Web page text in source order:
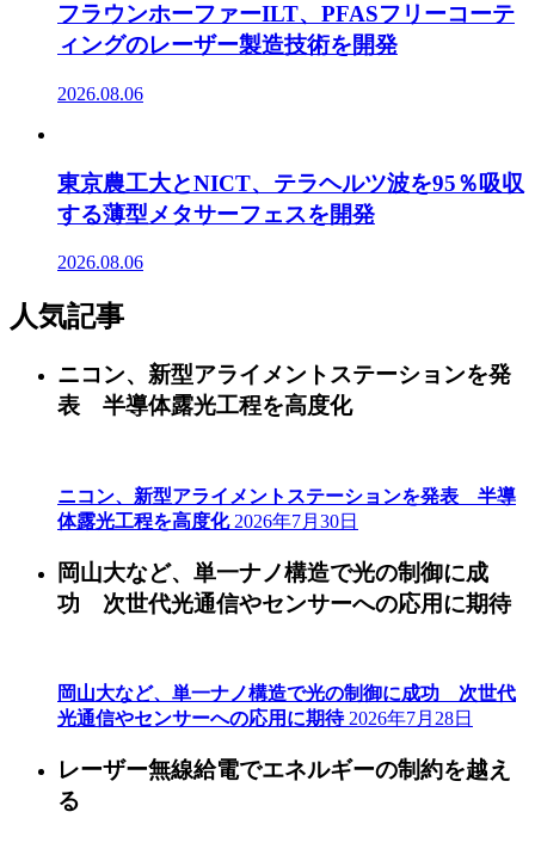
フラウンホーファーILT、PFASフリーコーテ
ィングのレーザー製造技術を開発
2026.08.06
東京農工大とNICT、テラヘルツ波を95％吸収
する薄型メタサーフェスを開発
2026.08.06
人気記事
ニコン、新型アライメントステーションを発
表 半導体露光工程を高度化
ニコン、新型アライメントステーションを発表 半導
体露光工程を高度化 2026年7月30日
岡山大など、単一ナノ構造で光の制御に成
功 次世代光通信やセンサーへの応用に期待
岡山大など、単一ナノ構造で光の制御に成功 次世代
光通信やセンサーへの応用に期待 2026年7月28日
レーザー無線給電でエネルギーの制約を越え
る